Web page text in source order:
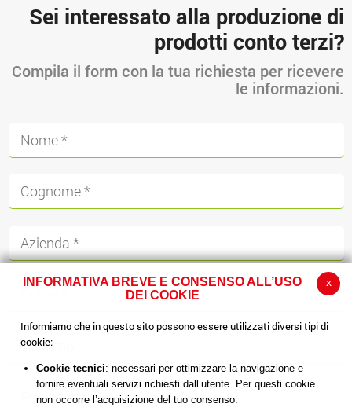
Sei interessato alla produzione di
prodotti conto terzi?
Compila il form con la tua richiesta per ricevere
le informazioni.
x
INFORMATIVA BREVE E CONSENSO ALL’USO
DEI COOKIE
Informiamo che in questo sito possono essere utilizzati diversi tipi di
cookie:
Cookie tecnici: necessari per ottimizzare la navigazione e
fornire eventuali servizi richiesti dall’utente. Per questi cookie
non occorre l’acquisizione del tuo consenso.